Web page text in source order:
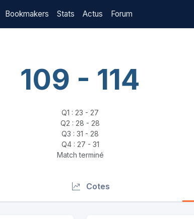
Bookmakers Stats Actus Forum
109 - 114
Q1 : 23 - 27
Q2 : 28 - 28
Q3 : 31 - 28
Q4 : 27 - 31
Match terminé
Cotes